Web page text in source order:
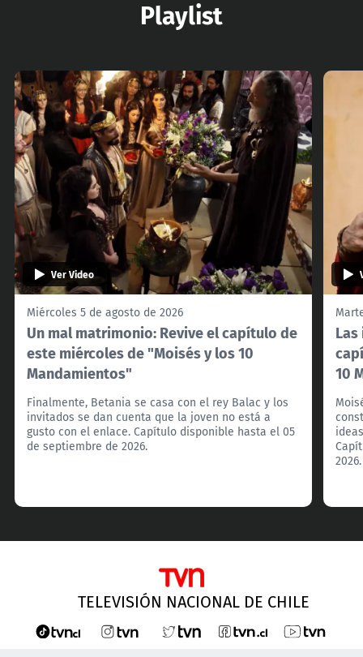
Playlist
Ver Video
Miércoles 5 de agosto de 2026
Un mal matrimonio: Revive el capítulo de
este miércoles de "Moisés y los 10
Mandamientos"
Finalmente, Betania se casa con el rey Balac y los
invitados se dan cuenta que la joven no está a
gusto con el enlace. Capítulo disponible hasta el 05
de septiembre de 2026.
10
2026.
TELEVISIÓN NACIONAL DE CHILE